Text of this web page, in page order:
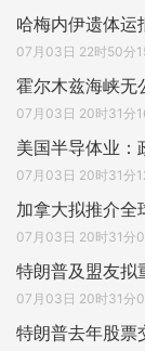
哈梅内伊遗体运
07月03日 22时50分
霍尔木兹海峡无
07月03日 20时31分
美国半导体业：
07月03日 20时31分
加拿大拟推介全
07月03日 20时31分
特朗普及盟友拟
07月03日 20时31分
特朗普去年股票